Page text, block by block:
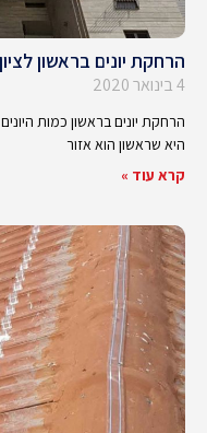
הרחקת יונים בראשון לציון
4 בינואר 2020
הרחקת יונים בראשון כמות
היא שראשון הוא אזור
קרא עוד »